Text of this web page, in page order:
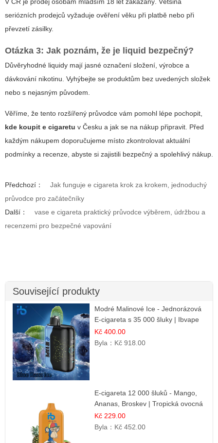
seriózních prodejců vyžaduje ověření věku při platbě nebo při
převzetí zásilky.
Otázka 3: Jak poznám, že je liquid bezpečný?
Důvěryhodné liquidy mají jasné označení složení, výrobce a
dávkování nikotinu. Vyhýbejte se produktům bez uvedených složek
nebo s nejasným původem.
Věříme, že tento rozšířený průvodce vám pomohl lépe pochopit,
kde koupit e cigaretu v Česku a jak se na nákup připravit. Před
každým nákupem doporučujeme místo zkontrolovat aktuální
podmínky a recenze, abyste si zajistili bezpečný a spolehlivý nákup.
Předchozí：
Jak funguje e cigareta krok za krokem, jednoduchý
průvodce pro začátečníky
Další：
vase e cigareta praktický průvodce výběrem, údržbou a
recenzemi pro bezpečné vapování
Související produkty
Modré Malinové Ice - Jednorázová
E-cigareta s 35 000 šluky | Ibvape
Kč 400.00
Byla： Kč 918.00
E-cigareta 12 000 šluků - Mango,
Ananas, Broskev | Tropická ovocná
směs
Kč 229.00
Byla： Kč 452.00